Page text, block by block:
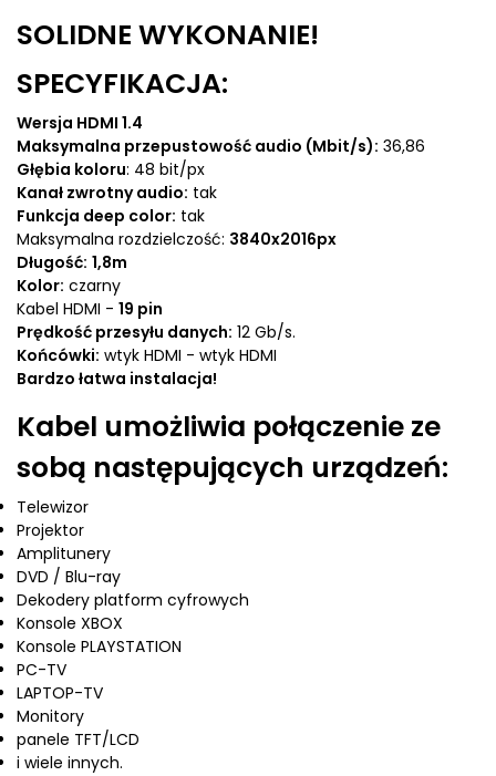
SOLIDNE WYKONANIE!
SPECYFIKACJA:
Wersja HDMI 1.4
Maksymalna przepustowość audio (Mbit/s): 36,86
Głębia koloru: 48 bit/px
Kanał zwrotny audio: tak
Funkcja deep color: tak
Maksymalna rozdzielczość: 3840x2016px
Długość: 1,8m
Kolor: czarny
Kabel HDMI - 19 pin
Prędkość przesyłu danych: 12 Gb/s.
Końcówki: wtyk HDMI - wtyk HDMI
Bardzo łatwa instalacja!
Kabel umożliwia połączenie ze
sobą następujących urządzeń:
Telewizor
Projektor
Amplitunery
DVD / Blu-ray
Dekodery platform cyfrowych
Konsole XBOX
Konsole PLAYSTATION
PC-TV
LAPTOP-TV
Monitory
panele TFT/LCD
i wiele innych.